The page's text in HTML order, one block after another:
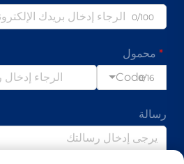
0/100
محمول
Code0/16
رسالة